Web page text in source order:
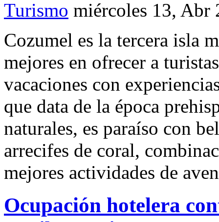
Turismo miércoles 13, Abr
Cozumel es la tercera isla
mejores en ofrecer a
vacaciones con
que data de la época
naturales, es paraíso con
arrecifes de coral,
mejores actividades de
Ocupación hotelera